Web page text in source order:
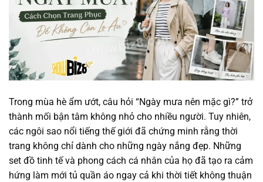
Trong mùa hè ẩm ướt, câu hỏi “Ngày mưa nên mặc gì?” trở
thành mối bận tâm không nhỏ cho nhiều người. Tuy nhiên,
các ngôi sao nổi tiếng thế giới đã chứng minh rằng thời
trang không chỉ dành cho những ngày nắng đẹp. Những
set đồ tinh tế và phong cách cá nhân của họ đã tạo ra cảm
hứng làm mới tủ quần áo ngay cả khi thời tiết không thuận